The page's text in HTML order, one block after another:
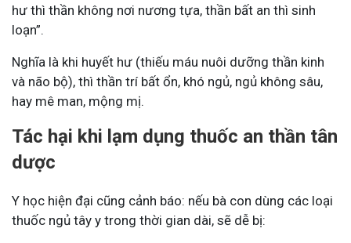
hư thì thần không nơi nương tựa, thần bất an thì sinh
loạn”.
Nghĩa là khi huyết hư (thiếu máu nuôi dưỡng thần kinh
và não bộ), thì thần trí bất ổn, khó ngủ, ngủ không sâu,
hay mê man, mộng mị.
Tác hại khi lạm dụng thuốc an thần tân
dược
Y học hiện đại cũng cảnh báo: nếu bà con dùng các loại
thuốc ngủ tây y trong thời gian dài, sẽ dễ bị: